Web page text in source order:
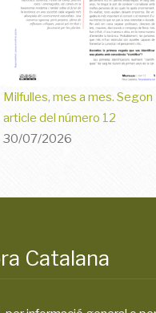
Milfulles, mes a mes. Segon
article del número 12
30/07/2026
Catalana